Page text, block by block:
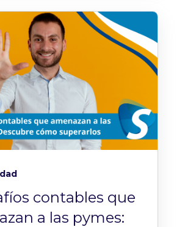
contables que
a las pymes: